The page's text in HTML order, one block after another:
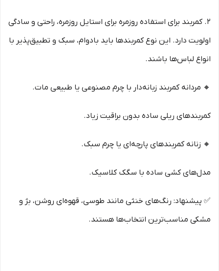
۲. کمربند برای استفاده روزمره برای استایل روزمره، راحتی و سادگی
اولویت دارد. این نوع کمربندها باید بادوام، سبک و تطبیق‌پذیر با
انواع لباس‌ها باشند.
🔸 مردانه کمربند زبانه‌دار با چرم مصنوعی یا طبیعی مات.
کمربندهای ریلی ساده بدون براقیت زیاد.
🔸 زنانه کمربندهای پارچه‌ای یا چرم سبک.
مدل‌های کشی ساده با سگک کلاسیک.
✅ پیشنهاد: رنگ‌های خنثی مانند طوسی، قهوه‌ای روشن، بژ و
مشکی مناسب‌ترین انتخاب‌ها هستند.